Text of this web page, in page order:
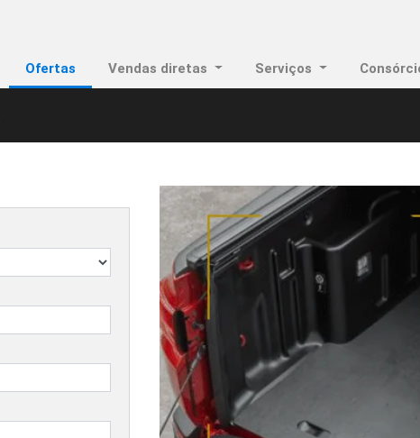
Ofertas Vendas diretas Serviços